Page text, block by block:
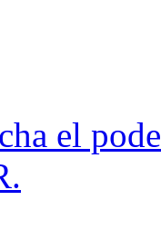
el